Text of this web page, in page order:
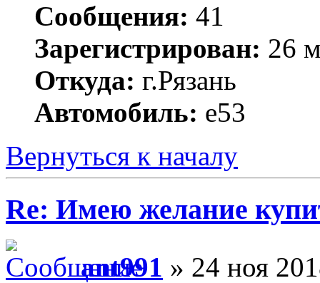
Сообщения: 41
Зарегистрирован: 26
Откуда: г.Рязань
Автомобиль: e53
Вернуться к началу
Re: Имею желание
ant991 » 24 ноя